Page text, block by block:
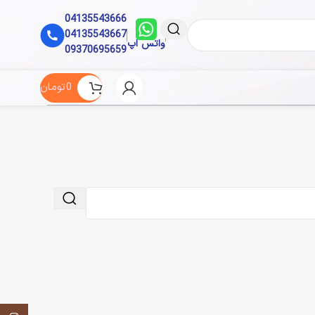
واتس اپ
04135543666
04135543667
09370695659
0تومان